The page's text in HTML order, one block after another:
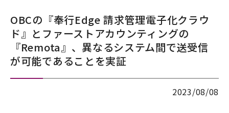
OBCの『奉行Edge 請求管理電子化クラウ
ド』とファーストアカウンティングの
『Remota』、異なるシステム間で送受信
が可能であることを実証
2023/08/08